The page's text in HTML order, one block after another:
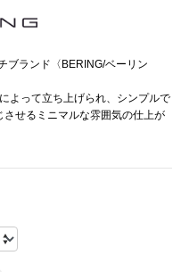
ブランド〈BERING/ベーリン
よって立ち上げられ、シンプルで
せるミニマルな雰囲気の仕上が